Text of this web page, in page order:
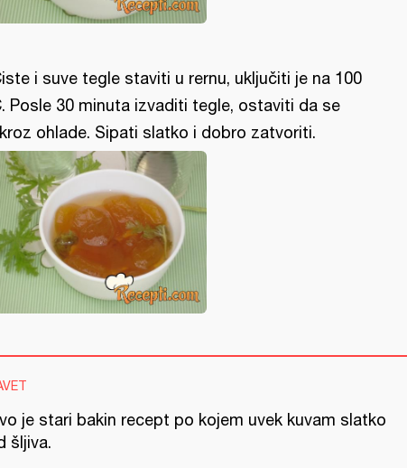
i suve tegle staviti u rernu, uključiti je na 100
Posle 30 minuta izvaditi tegle, ostaviti da se
ohlade. Sipati slatko i dobro zatvoriti.
je stari bakin recept po kojem uvek kuvam slatko
šljiva.